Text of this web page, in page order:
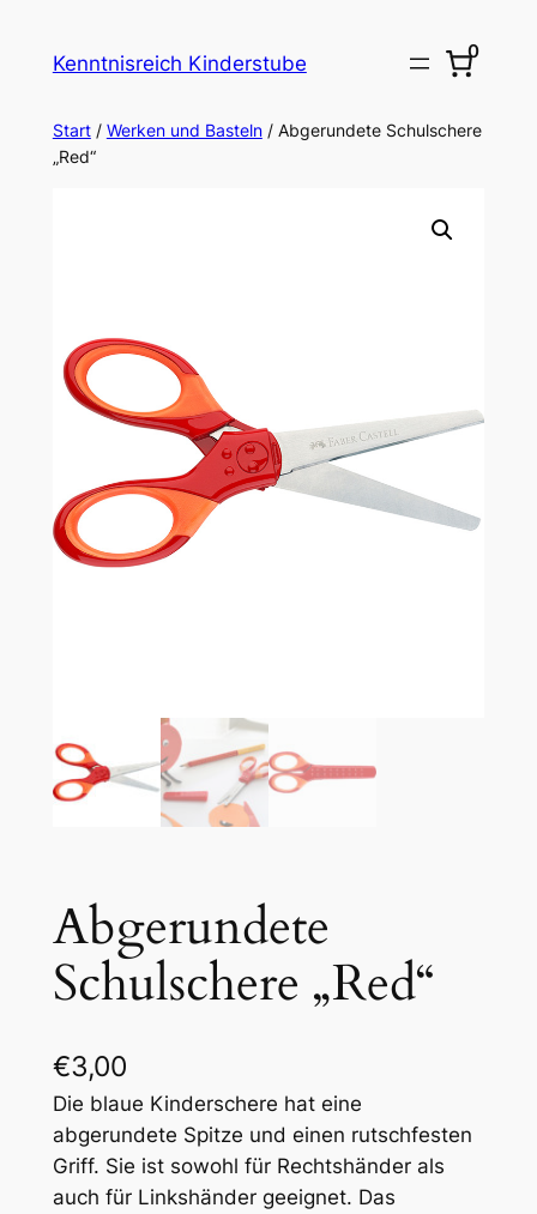
InhaltKenntnisreich Kinderstube
0
Start/ Werken und Basteln/ Abgerundete Schulschere
„Red“
Abgerundete
Schulschere „Red“
€3,00
Die blaue Kinderschere hat eine
abgerundete Spitze und einen rutschfesten
Griff. Sie ist sowohl für Rechtshänder als
auch für Linkshänder geeignet. Das